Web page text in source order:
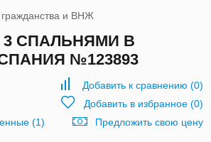
и ВНЖ
3 СПАЛЬНЯМИ В
№123893
Добавить к сравнению (0)
Добавить в избранное(0)
(1)
Предложить свою цену